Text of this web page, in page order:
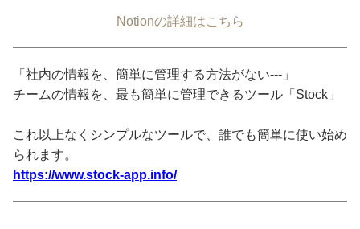
Notionの詳細はこちら
「社内の情報を、簡単に管理する方法がない---」
チームの情報を、最も簡単に管理できるツール「Stock」
これ以上なくシンプルなツールで、誰でも簡単に使い始め
られます。
https://www.stock-app.info/